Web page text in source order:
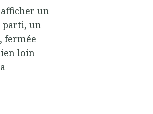
un
parti, un
fermée
loin